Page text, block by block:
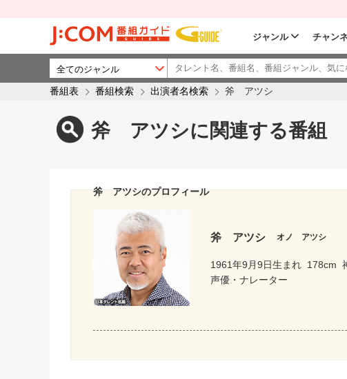
ジャンル チャン
番組表 番組検索 出演者名検索 斧 アツシ
斧 アツシに関連する番組
斧 アツシのプロフィール
斧 アツシ オノ アツシ
1961年9月9日生まれ 178cm
声優・ナレーター